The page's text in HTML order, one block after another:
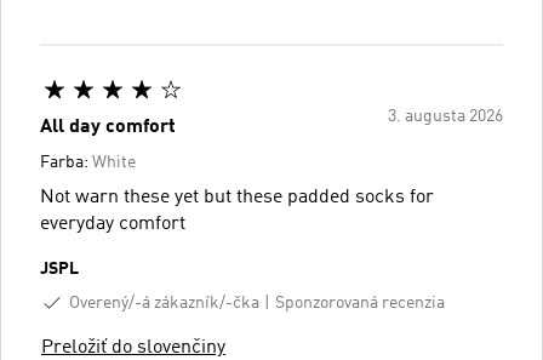
3. augusta 2026
All day comfort
Farba: White
Not warn these yet but these padded socks for
everyday comfort
JSPL
Overený/-á zákazník/-čka
Sponzorovaná recenzia
Preložiť do slovenčiny